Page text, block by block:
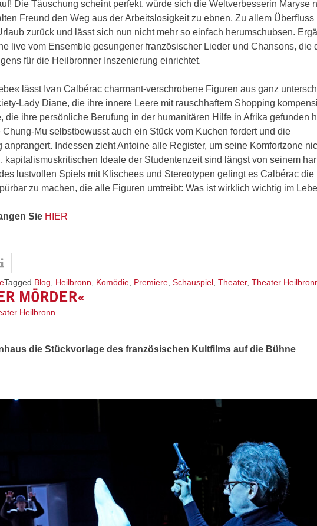
Die Täuschung scheint perfekt, würde sich die Weltverbesserin Maryse
Freund den Weg aus der Arbeitslosigkeit zu ebnen. Zu allem Überfluss
zurück und lässt sich nun nicht mehr so einfach herumschubsen.
live vom Ensemble gesungener französischer Lieder und Chansons, die
für die Heilbronner Inszenierung einrichtet.
lässt Ivan Calbérac charmant-verschrobene Figuren aus ganz
Lady Diane, die ihre innere Leere mit rauschhaftem Shopping
ihre persönliche Berufung in der humanitären Hilfe in Afrika gefunden
Mu selbstbewusst auch ein Stück vom Kuchen fordert und die
Indessen zieht Antoine alle Register, um seine Komfortzone
Ideale der Studentenzeit sind längst von seinem
lustvollen Spiels mit Klischees und Stereotypen gelingt es Calbérac die
zu machen, die alle Figuren umtreibt: Was ist wirklich wichtig im
Sie HIER
Tagged Blog, Heilbronn, Komödie, Premiere, Schauspiel, Theater, Theater
MÖRDER«
Heilbronn
die Stückvorlage des französischen Kultfilms auf die Bühne